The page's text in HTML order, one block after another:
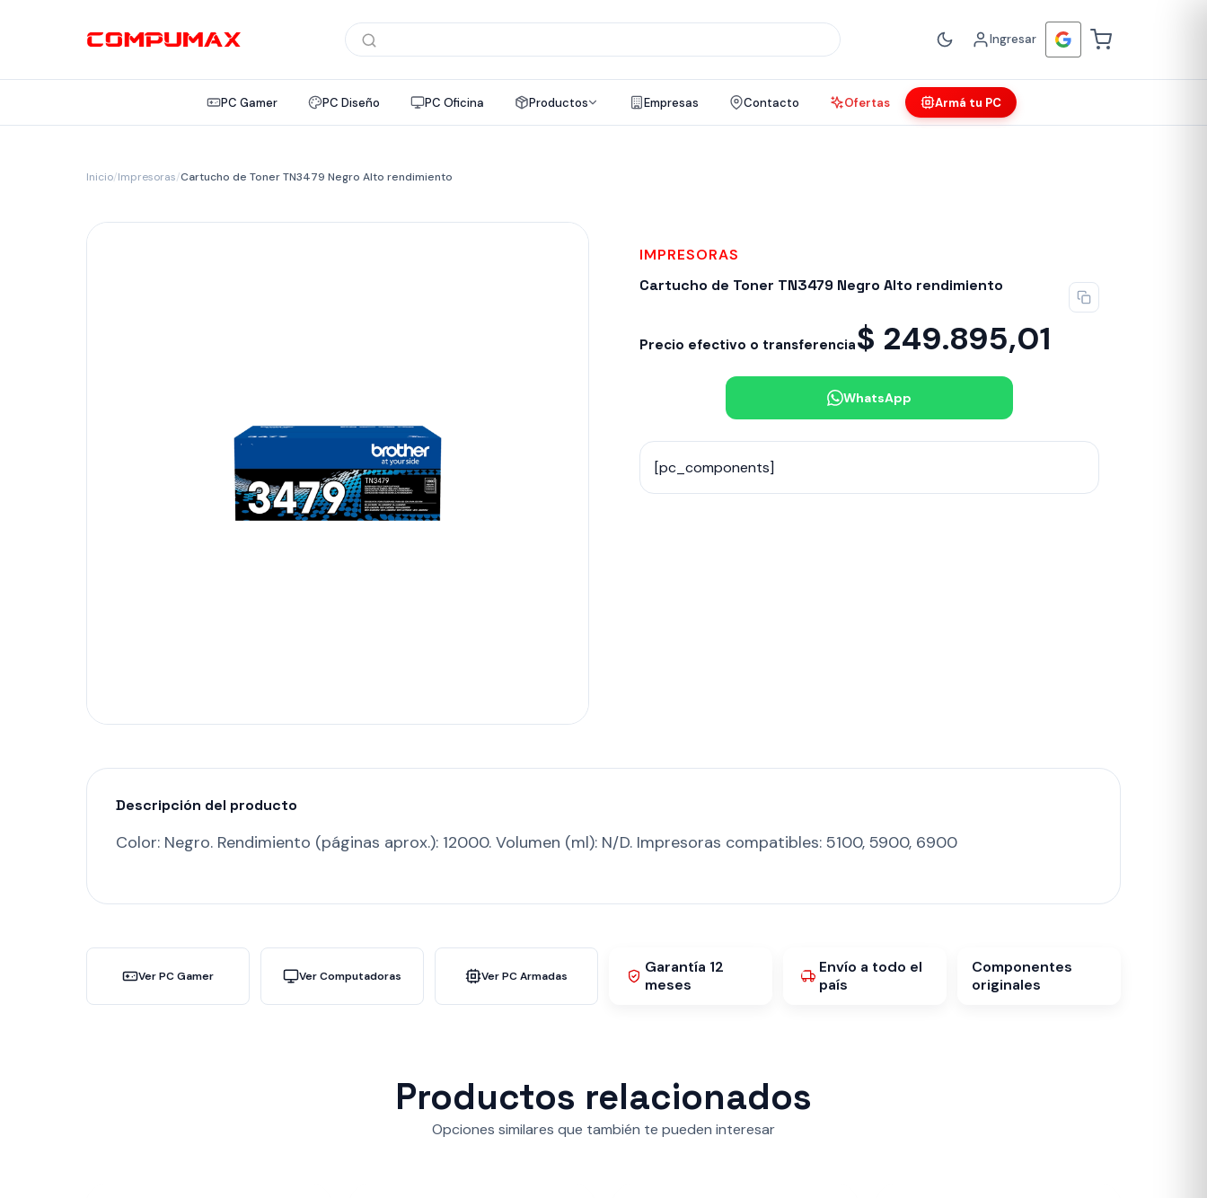
Búsqueda
de
productos
Ingresar
PC Gamer PC Diseño PC Oficina Productos Empresas Contacto Ofertas Armá tu PC
Inicio/Impresoras/Cartucho de Toner TN3479 Negro Alto rendimiento
IMPRESORAS
Cartucho de Toner TN3479 Negro Alto rendimiento
Precio efectivo o transferencia$ 249.895,01
WhatsApp
[pc_components]
Descripción del producto
Color: Negro. Rendimiento (páginas aprox.): 12000. Volumen (ml): N/D. Impresoras compatibles: 5100, 5900, 6900
Ver PC Gamer Ver Computadoras Ver PC Armadas
Garantía 12
meses
Envío a todo el
país
Componentes
originales
Productos relacionados
Opciones similares que también te pueden interesar